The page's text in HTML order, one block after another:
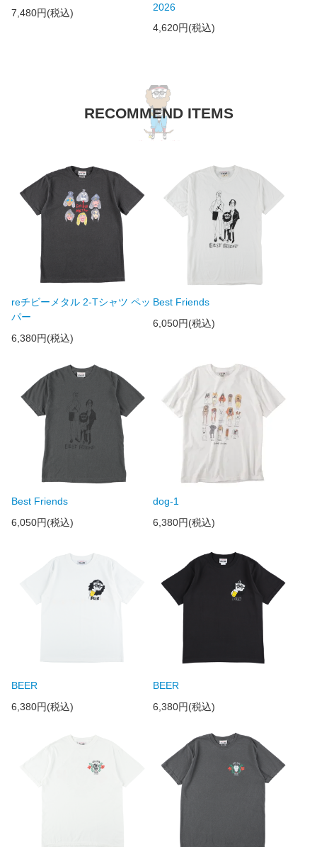
7,480円(税込)
2026
4,620円(税込)
RECOMMEND ITEMS
reチビーメタル 2-Tシャツ ペッ
パー
6,380円(税込)
Best Friends
6,050円(税込)
Best Friends
6,050円(税込)
dog-1
6,380円(税込)
BEER
6,380円(税込)
BEER
6,380円(税込)